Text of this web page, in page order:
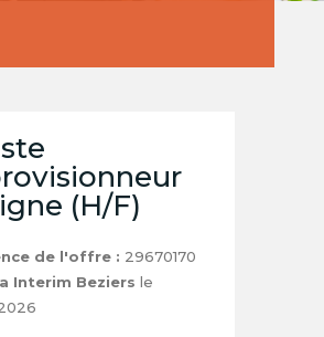
(H/F)
de l'offre : 29670170
Interim Beziers le